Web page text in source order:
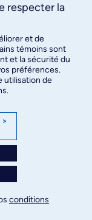
respecter la
et de
témoins sont
et la sécurité du
préférences.
utilisation de
>
conditions